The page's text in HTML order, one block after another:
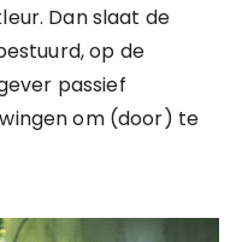
Dan slaat de
op de
passief
om (door) te